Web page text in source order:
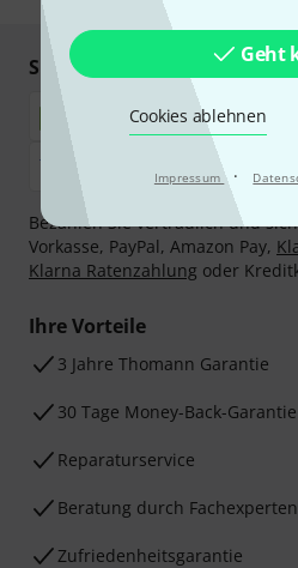
Geht
Cookies ablehnen
Impressum ·
Sicher einkaufen &
Bezahlen Sie vertraulich und
Vorkasse, PayPal, Amazon Pay,
Klarna Ratenzahlung oder
Ihre Vorteile
3 Jahre Thomann Garantie
30 Tage Money-Back-Garantie
Reparaturservice
Beratung durch Fachexperten
Zufriedenheitsgarantie